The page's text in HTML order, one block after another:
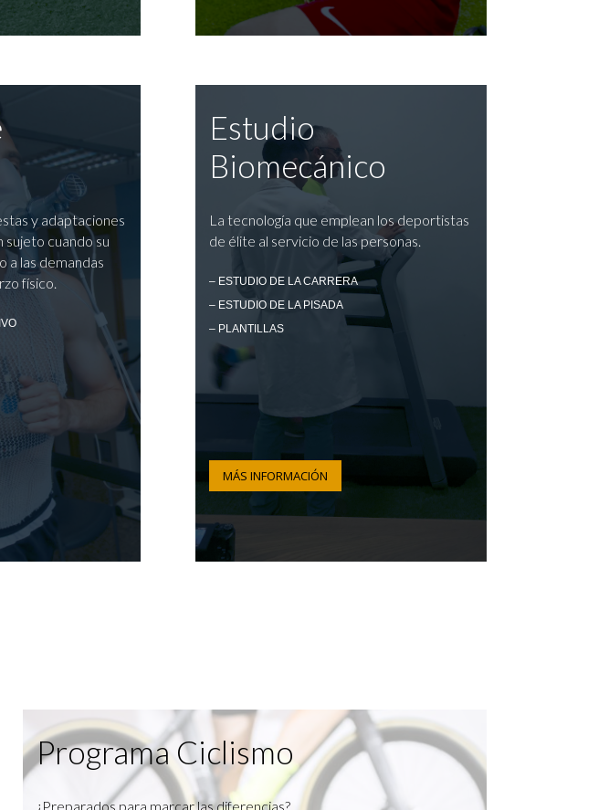
y adaptaciones
sujeto cuando su
a las demandas
físico.
Estudio
Biomecánico
La tecnología que emplean los deportistas
de élite al servicio de las personas.
– ESTUDIO DE LA CARRERA
– ESTUDIO DE LA PISADA
– PLANTILLAS
MÁS INFORMACIÓN
Programa Ciclismo
¿Preparados para marcar las diferencias?